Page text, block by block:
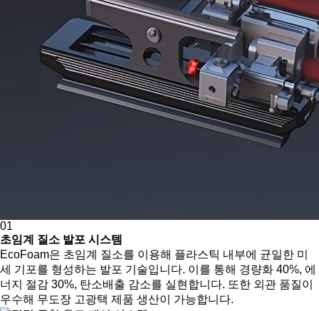
01
초임계 질소 발포 시스템
EcoFoam은 초임계 질소를 이용해 플라스틱 내부에 균일한 미
세 기포를 형성하는 발포 기술입니다. 이를 통해 경량화 40%, 에
너지 절감 30%, 탄소배출 감소를 실현합니다. 또한 외관 품질이
우수해 무도장 고광택 제품 생산이 가능합니다.